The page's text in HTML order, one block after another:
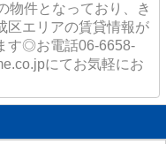
物件となっており、き
区エリアの賃貸情報が
す◎お電話06-6658-
にてお気軽にお